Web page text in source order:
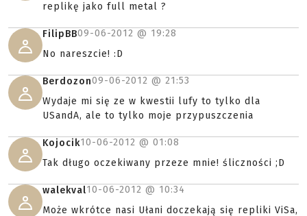
replikę jako full metal ?
FilipBB09-06-2012 @ 19:28
No nareszcie! :D
Berdozon09-06-2012 @ 21:53
Wydaje mi się ze w kwestii lufy to tylko dla
USandA, ale to tylko moje przypuszczenia
Kojocik10-06-2012 @ 01:08
Tak długo oczekiwany przeze mnie! śliczności ;D
walekval10-06-2012 @ 10:34
Może wkrótce nasi Ułani doczekają się repliki ViSa,